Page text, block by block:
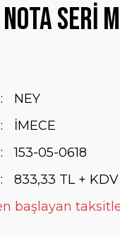
SERİ
NEY
İMECE
153-05-0618
833,33 TL + KDV
başlayan